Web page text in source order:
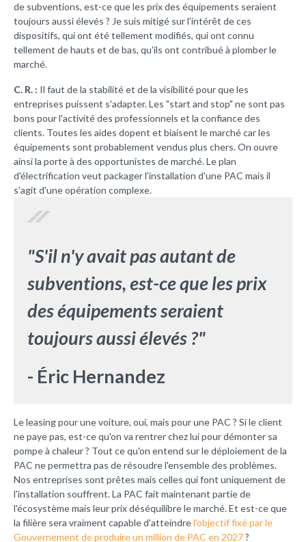
de subventions, est-ce que les prix des équipements seraient
toujours aussi élevés ? Je suis mitigé sur l'intérêt de ces
dispositifs, qui ont été tellement modifiés, qui ont connu
tellement de hauts et de bas, qu'ils ont contribué à plomber le
marché.
C. R. : Il faut de la stabilité et de la visibilité pour que les
entreprises puissent s'adapter. Les "start and stop" ne sont pas
bons pour l'activité des professionnels et la confiance des
clients. Toutes les aides dopent et biaisent le marché car les
équipements sont probablement vendus plus chers. On ouvre
ainsi la porte à des opportunistes de marché. Le plan
d'électrification veut packager l'installation d'une PAC mais il
s'agit d'une opération complexe.
"S'il n'y avait pas autant de
subventions, est-ce que les prix
des équipements seraient
toujours aussi élevés ?"
- Éric Hernandez
Le leasing pour une voiture, oui, mais pour une PAC ? Si le client
ne paye pas, est-ce qu'on va rentrer chez lui pour démonter sa
pompe à chaleur ? Tout ce qu'on entend sur le déploiement de la
PAC ne permettra pas de résoudre l'ensemble des problèmes.
Nos entreprises sont prêtes mais celles qui font uniquement de
l'installation souffrent. La PAC fait maintenant partie de
l'écosystème mais leur prix déséquilibre le marché. Et est-ce que
la filière sera vraiment capable d'atteindrel'objectif fixé par le
Gouvernement de produire un million de PAC en 2027?